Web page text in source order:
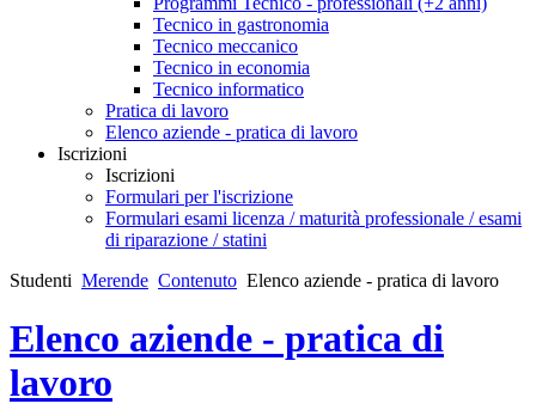
Tecnico in gastronomia
Tecnico meccanico
Tecnico in economia
Tecnico informatico
Pratica di lavoro
Elenco aziende - pratica di lavoro
Iscrizioni
Iscrizioni
Formulari per l'iscrizione
Formulari esami licenza / maturità professionale / esami
di riparazione / statini
Studenti Merende Contenuto Elenco aziende - pratica di lavoro
Elenco aziende - pratica di
lavoro